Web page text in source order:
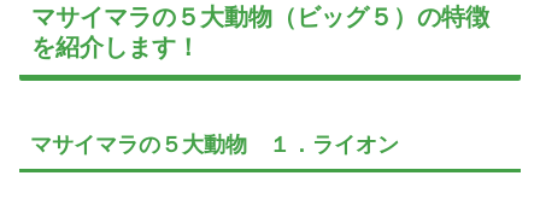
マサイマラの５大動物（ビッグ５）の特徴
を紹介します！
マサイマラの５大動物 １．ライオン